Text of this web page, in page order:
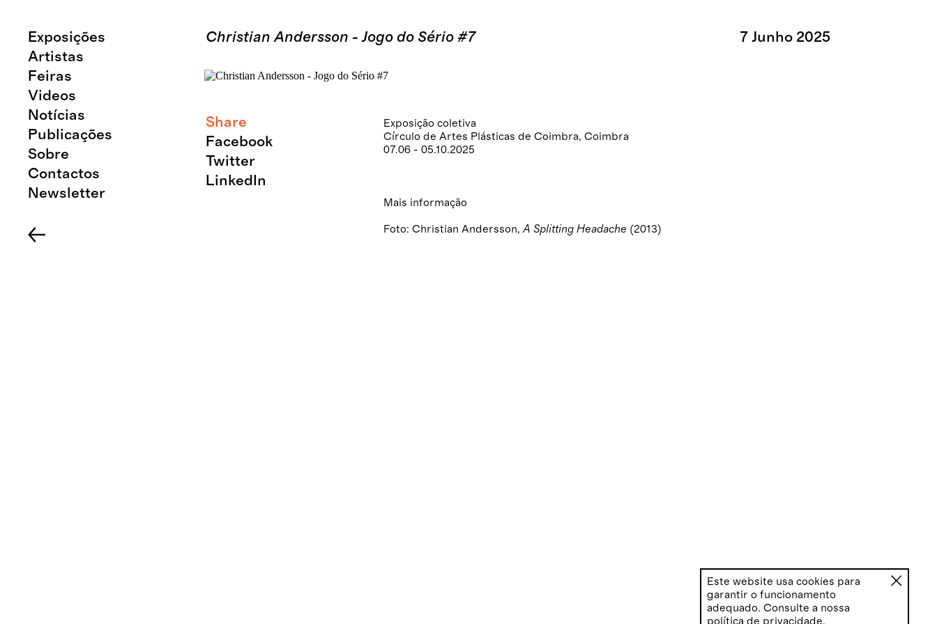
Exposições
Artistas
Feiras
Videos
Notícias
Publicações
Sobre
Contactos
Newsletter
Este website usa cookies para
garantir o funcionamento
adequado. Consulte a nossa
política de privacidade.
Christian Andersson - Jogo do Sério #7 7 Junho 2025
Share
Facebook
Twitter
LinkedIn
Exposição coletiva
Círculo de Artes Plásticas de Coimbra, Coimbra
07.06 - 05.10.2025
Mais informação
Foto: Christian Andersson,A Splitting Headache (2013)